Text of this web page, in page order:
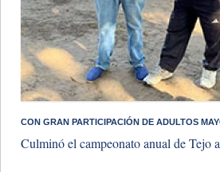
​CON GRAN PARTICIPACIÓN DE ADULTOS
Culminó el campeonato anual de Tejo